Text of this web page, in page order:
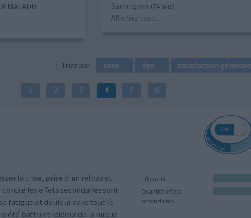
MALADIE
Sanmigran (74 avis)
Affichez tout...
Trier par sexe âge satisfaction générale
1 2 3 4 5 6
Efficacité
Quantité effets
secondaires
la crise, prise d'un relpax et
les effets secondaires sont
fatigue et douleur dans tout le
été battu et raideur de la nuque.